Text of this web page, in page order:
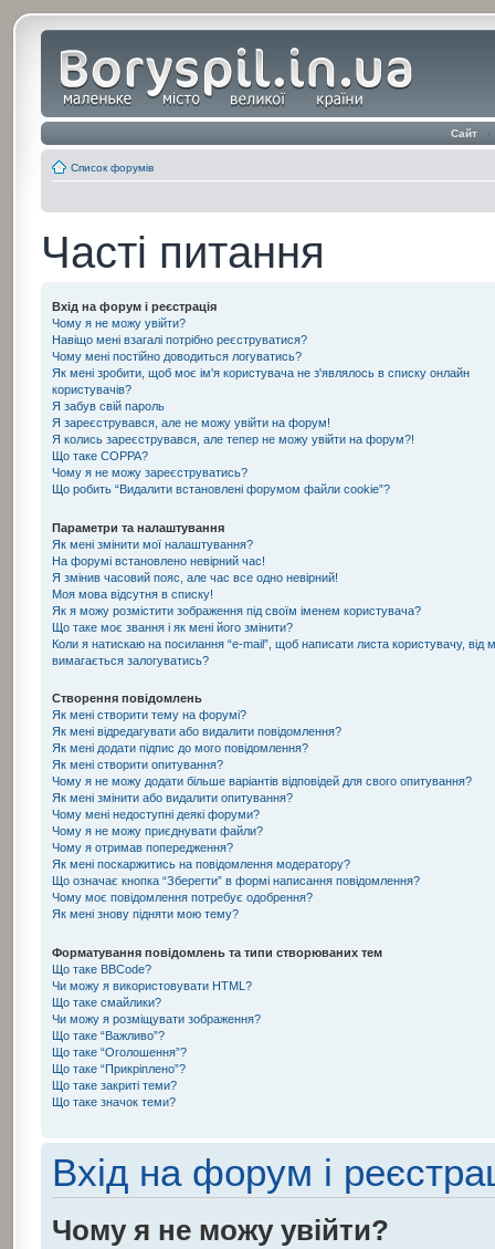
Сайт ‹
Список форумів
Часті питання
Вхід на форум і реєстрація
Чому я не можу увійти?
Навіщо мені взагалі потрібно реєструватися?
Чому мені постійно доводиться логуватись?
Як мені зробити, щоб моє ім'я користувача не з'являлось в списку онлайн
користувачів?
Я забув свій пароль
Я зареєструвався, але не можу увійти на форум!
Я колись зареєструвався, але тепер не можу увійти на форум?!
Що таке COPPA?
Чому я не можу зареєструватись?
Що робить “Видалити встановлені форумом файли cookie”?
Параметри та налаштування
Як мені змінити мої налаштування?
На форумі встановлено невірний час!
Я змінив часовий пояс, але час все одно невірний!
Моя мова відсутня в списку!
Як я можу розмістити зображення під своїм іменем користувача?
Що таке моє звання і як мені його змінити?
Коли я натискаю на посилання “e-mail”, щоб написати листа користувачу, від
вимагається залогуватись?
Створення повідомлень
Як мені створити тему на форумі?
Як мені відредагувати або видалити повідомлення?
Як мені додати підпис до мого повідомлення?
Як мені створити опитування?
Чому я не можу додати більше варіантів відповідей для свого опитування?
Як мені змінити або видалити опитування?
Чому мені недоступні деякі форуми?
Чому я не можу приєднувати файли?
Чому я отримав попередження?
Як мені поскаржитись на повідомлення модератору?
Що означає кнопка “Зберегти” в формі написання повідомлення?
Чому моє повідомлення потребує одобрення?
Як мені знову підняти мою тему?
Форматування повідомлень та типи створюваних тем
Що таке BBCode?
Чи можу я використовувати HTML?
Що таке смайлики?
Чи можу я розміщувати зображення?
Що таке “Важливо”?
Що таке “Оголошення”?
Що таке “Прикріплено”?
Що таке закриті теми?
Що таке значок теми?
Вхід на форум і
Чому я не можу увійти?